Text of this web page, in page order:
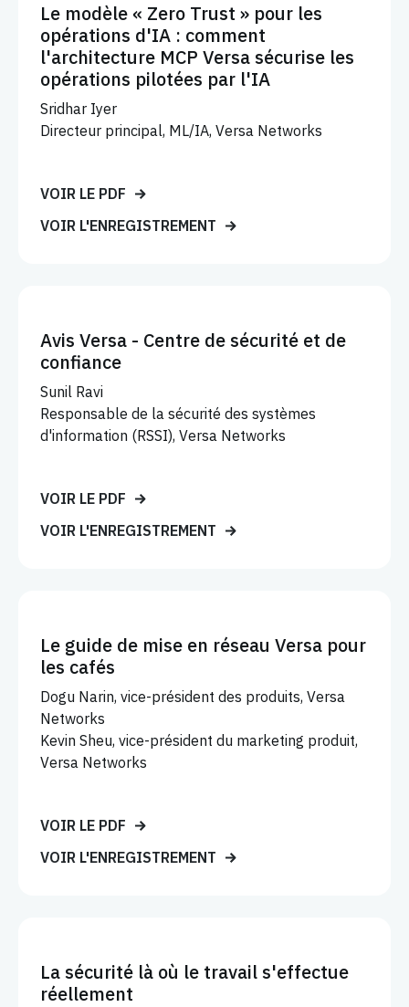
Le modèle « Zero Trust » pour les
opérations d'IA : comment
l'architecture MCP Versa sécurise les
opérations pilotées par l'IA
Sridhar Iyer
Directeur principal, ML/IA, Versa Networks
VOIR LE PDF
VOIR L'ENREGISTREMENT
Avis Versa - Centre de sécurité et de
confiance
Sunil Ravi
Responsable de la sécurité des systèmes
d'information (RSSI), Versa Networks
VOIR LE PDF
VOIR L'ENREGISTREMENT
Le guide de mise en réseau Versa pour
les cafés
Dogu Narin, vice-président des produits, Versa
Networks
Kevin Sheu, vice-président du marketing produit,
Versa Networks
VOIR LE PDF
VOIR L'ENREGISTREMENT
La sécurité là où le travail s'effectue
réellement